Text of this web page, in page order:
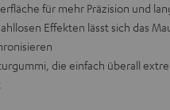
für mehr Präzision und
Effekten lässt sich das
die einfach überall